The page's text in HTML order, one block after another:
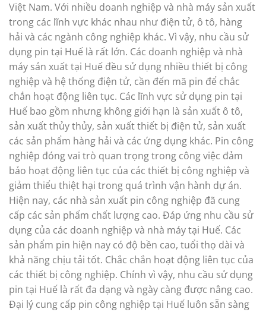
Việt Nam. Với nhiều doanh nghiệp và nhà máy sản xuất
trong các lĩnh vực khác nhau như điện tử, ô tô, hàng
hải và các ngành công nghiệp khác. Vì vậy, nhu cầu sử
dụng pin tại Huế là rất lớn. Các doanh nghiệp và nhà
máy sản xuất tại Huế đều sử dụng nhiều thiết bị công
nghiệp và hệ thống điện tử, cần đến mã pin để chắc
chắn hoạt động liên tục. Các lĩnh vực sử dụng pin tại
Huế bao gồm nhưng không giới hạn là sản xuất ô tô,
sản xuất thủy thủy, sản xuất thiết bị điện tử, sản xuất
các sản phẩm hàng hải và các ứng dụng khác. Pin công
nghiệp đóng vai trò quan trọng trong công việc đảm
bảo hoạt động liên tục của các thiết bị công nghiệp và
giảm thiểu thiệt hại trong quá trình vận hành dự án.
Hiện nay, các nhà sản xuất pin công nghiệp đã cung
cấp các sản phẩm chất lượng cao. Đáp ứng nhu cầu sử
dụng của các doanh nghiệp và nhà máy tại Huế. Các
sản phẩm pin hiện nay có độ bền cao, tuổi thọ dài và
khả năng chịu tải tốt. Chắc chắn hoạt động liên tục của
các thiết bị công nghiệp. Chính vì vậy, nhu cầu sử dụng
pin tại Huế là rất đa dạng và ngày càng được nâng cao.
Đại lý cung cấp pin công nghiệp tại Huế luôn sẵn sàng